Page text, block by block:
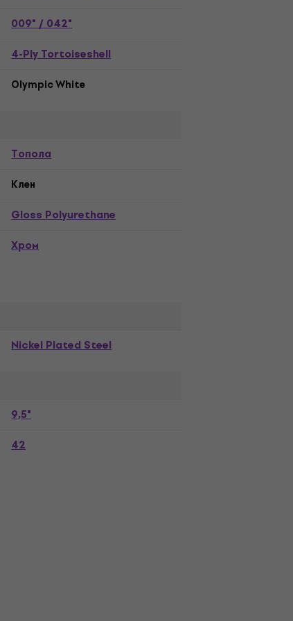
009" / 042"
4-Ply Tortoiseshell
Olympic White
Топола
Kлен
Gloss Polyurethane
Хром
Nickel Plated Steel
9,5"
42